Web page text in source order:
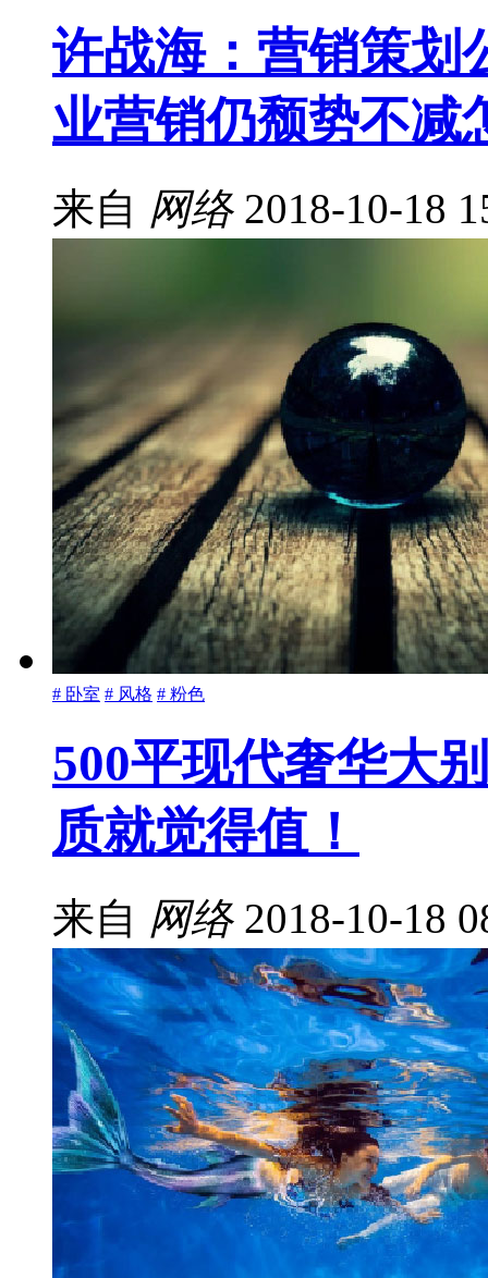
许战海：营销策划
业营销仍颓势不减
来自 网络 2018-10-18
# 卧室 # 风格 # 粉色
500平现代奢华大
质就觉得值！
来自 网络 2018-10-18